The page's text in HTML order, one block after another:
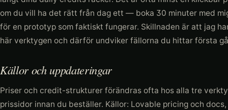
om du vill ha det rätt från dag ett — boka 30 minuter med
för en prototyp som faktiskt fungerar. Skillnaden är att jag
här verktygen och därför undviker fällorna du hittar första
Källor och uppdateringar
Priser och credit-strukturer förändras ofta hos alla tre
prissidor innan du beställer. Källor: Lovable pricing och